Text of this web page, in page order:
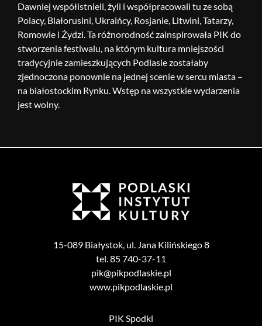
Dawniej współistnieli, żyli i współpracowali tu ze sobą
Polacy, Białorusini, Ukraińcy, Rosjanie, Litwini, Tatarzy,
Romowie i Żydzi. Ta różnorodność zainspirowała PIK do
stworzenia festiwalu, na którym kultura mniejszości
tradycyjnie zamieszkujących Podlasie zostałaby
zjednoczona ponownie na jednej scenie w sercu miasta –
na białostockim Rynku. Wstęp na wszystkie wydarzenia
jest wolny.
15-089 Białystok, ul. Jana Kilińskiego 8
tel. 85 740-37-11
pik@pikpodlaskie.pl
www.pikpodlaskie.pl
PIK Spodki